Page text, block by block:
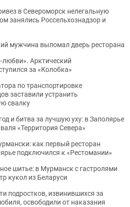
в Североморск нелегальную
занялись Россельхознадзор и
мужчина выломал дверь ресторана
Арктический
за «Колобка»
по транспортировке
заставили устранить
свалку
и битва за лучшую уху: в Заполярье
«Территория Севера»
как первый ресторан
подключился к «Рестомании»
шитье: в Мурманск с гастролями
кукол из Беларуси
подростков, извинившихся за
освободили от наказания